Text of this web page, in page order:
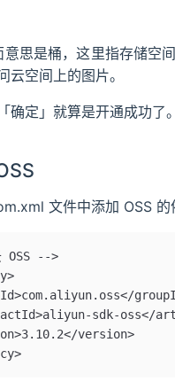
思是桶，这里指存储空
云空间上的图片。
确定」就算是开通成功了。
文件中添加 OSS 的
OSS -->
sdk-oss</
version>